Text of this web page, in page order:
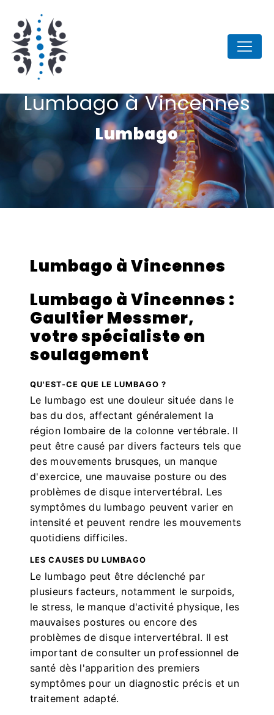
Lumbago à Vincennes
Lumbago
Lumbago à Vincennes
Lumbago à Vincennes :
Gaultier Messmer,
votre spécialiste en
soulagement
QU'EST-CE QUE LE LUMBAGO ?
Le lumbago est une douleur située dans le
bas du dos, affectant généralement la
région lombaire de la colonne vertébrale. Il
peut être causé par divers facteurs tels que
des mouvements brusques, un manque
d'exercice, une mauvaise posture ou des
problèmes de disque intervertébral. Les
symptômes du lumbago peuvent varier en
intensité et peuvent rendre les mouvements
quotidiens difficiles.
LES CAUSES DU LUMBAGO
Le lumbago peut être déclenché par
plusieurs facteurs, notamment le surpoids,
le stress, le manque d'activité physique, les
mauvaises postures ou encore des
problèmes de disque intervertébral. Il est
important de consulter un professionnel de
santé dès l'apparition des premiers
symptômes pour un diagnostic précis et un
traitement adapté.